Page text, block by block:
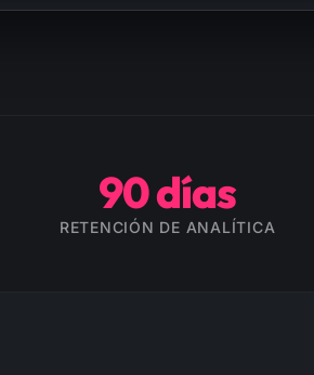
90 días
RETENCIÓN DE ANALÍTICA